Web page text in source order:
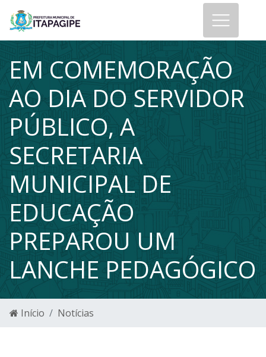
EM COMEMORAÇÃO
AO DIA DO SERVIDOR
PÚBLICO, A
SECRETARIA
MUNICIPAL DE
EDUCAÇÃO
PREPAROU UM
LANCHE PEDAGÓGICO
Início Notícias